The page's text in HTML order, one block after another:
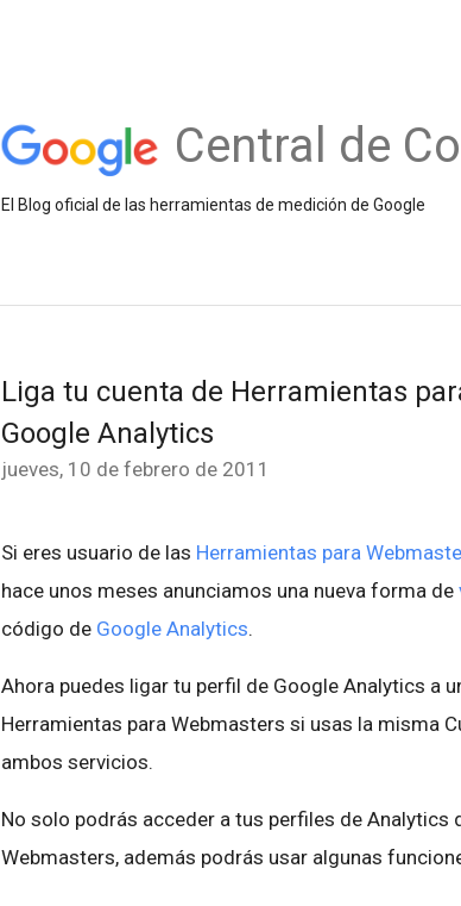
Central de
El Blog oficial de las herramientas de medición de Google
Liga tu cuenta de Herramientas
Google Analytics
jueves, 10 de febrero de 2011
Si eres usuario de las Herramientas para
hace unos meses anunciamos una nueva forma de
código de Google Analytics.
Ahora puedes ligar tu perfil de Google Analytics a
Herramientas para Webmasters si usas la misma
ambos servicios.
No solo podrás acceder a tus perfiles de Analytics
Webmasters, además podrás usar algunas